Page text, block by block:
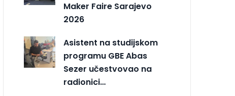
Maker Faire Sarajevo
2026
Asistent na studijskom
programu GBE Abas
Sezer učestvovao na
radionici…